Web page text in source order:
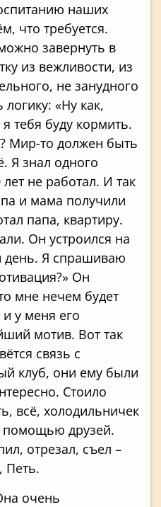
наших
что требуется.
завернуть в
из вежливости, из
не занудного
«Ну как,
тебя буду кормить.
Мир-то должен быть
Я знал одного
не работал. И так
и мама получили
папа, квартиру.
Он устроился на
день. Я спрашиваю
Он
мне нечем будет
у меня его
мотив. Вот так
связь с
клуб, они ему были
Стоило
всё, холодильничек
помощью друзей.
отрезал, съел –
Петь.
очень